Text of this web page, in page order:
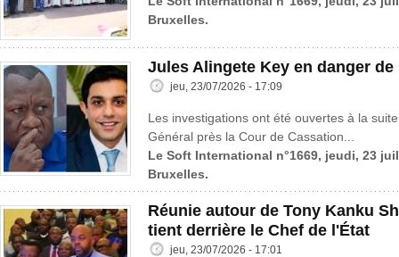
Bruxelles.
Jules Alingete Key en danger de
jeu, 23/07/2026 - 17:09
Les investigations ont été ouvertes à la
Général près la Cour de Cassation...
Le Soft International n°1669, jeudi, 23
Bruxelles.
Réunie autour de Tony Kanku
tient derrière le Chef de l'État
jeu, 23/07/2026 - 17:01